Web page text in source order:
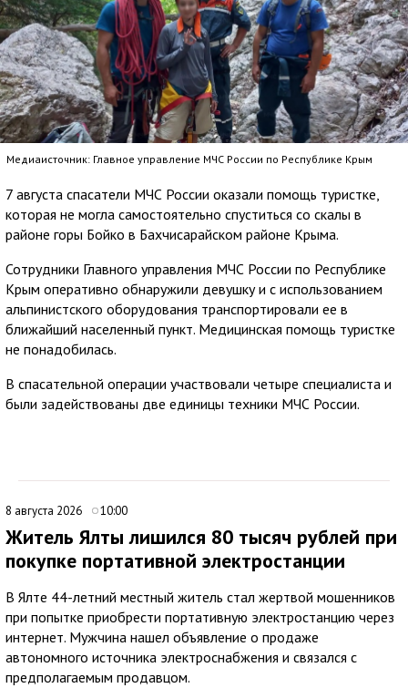
Медиаисточник: Главное управление МЧС России по Республике Крым
7 августа спасатели МЧС России оказали помощь туристке,
которая не могла самостоятельно спуститься со скалы в
районе горы Бойко в Бахчисарайском районе Крыма.
Сотрудники Главного управления МЧС России по Республике
Крым оперативно обнаружили девушку и с использованием
альпинистского оборудования транспортировали ее в
ближайший населенный пункт. Медицинская помощь туристке
не понадобилась.
В спасательной операции участвовали четыре специалиста и
были задействованы две единицы техники МЧС России.
8 августа 2026 10:00
Житель Ялты лишился 80 тысяч рублей при
покупке портативной электростанции
В Ялте 44-летний местный житель стал жертвой мошенников
при попытке приобрести портативную электростанцию через
интернет. Мужчина нашел объявление о продаже
автономного источника электроснабжения и связался с
предполагаемым продавцом.